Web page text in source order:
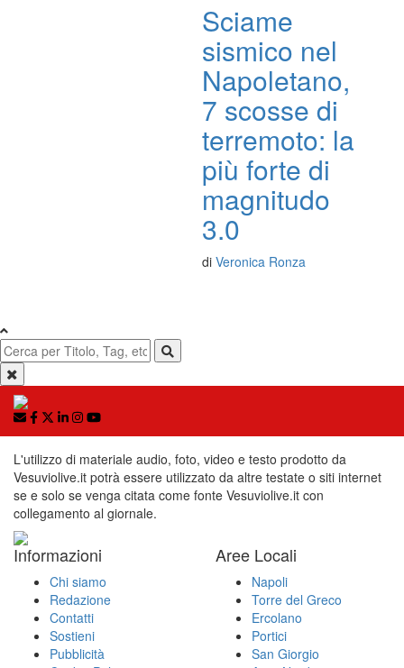
Sciame
sismico nel
Napoletano,
7 scosse di
terremoto: la
più forte di
magnitudo
3.0
di Veronica Ronza
L'utilizzo di materiale audio, foto, video e testo prodotto da
Vesuviolive.it potrà essere utilizzato da altre testate o siti internet
se e solo se venga citata come fonte Vesuviolive.it con
collegamento al giornale.
Informazioni
Chi siamo
Redazione
Contatti
Sostieni
Pubblicità
Aree Locali
Napoli
Torre del Greco
Ercolano
Portici
San Giorgio